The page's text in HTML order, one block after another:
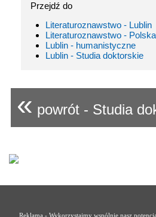
Przejdź do
Literaturoznawstwo - Lublin
Literaturoznawstwo - Polska
Lublin - humanistyczne
Lublin - Studia doktorskie
« powrót - Studia
Reklama - Wykorzystajmy wspólnie nasz